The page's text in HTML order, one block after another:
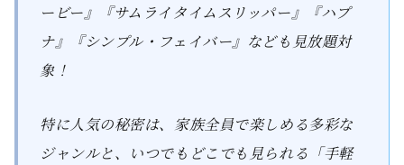
ービー』『サムライタイムスリッパー』『ハプ
ナ』『シンプル・フェイバー』なども見放題対
象！
特に人気の秘密は、家族全員で楽しめる多彩な
ジャンルと、いつでもどこでも見られる「手軽